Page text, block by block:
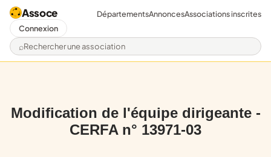
Assoce
Rechercher une association
DépartementsAnnoncesAssociations inscrites
Connexion
Modification de l'équipe dirigeante -
CERFA n° 13971-03